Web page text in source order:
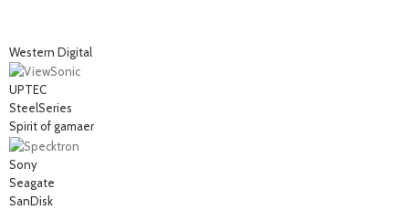
Western Digital
UPTEC
SteelSeries
Spirit of gamaer
Sony
Seagate
SanDisk